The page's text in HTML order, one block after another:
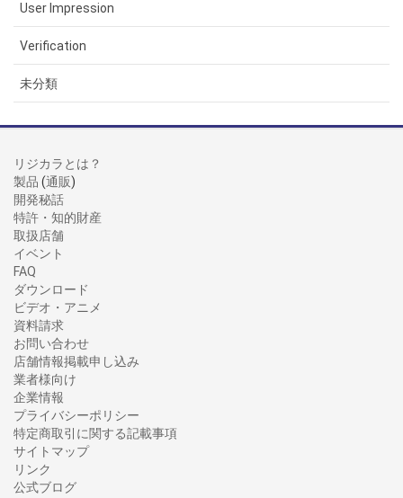
User Impression
Verification
未分類
リジカラとは？
製品 (通販 )
開発秘話
特許・知的財産
取扱店舗
イベント
FAQ
ダウンロード
ビデオ・アニメ
資料請求
お問い合わせ
店舗情報掲載申し込み
業者様向け
企業情報
プライバシーポリシー
特定商取引に関する記載事項
サイトマップ
リンク
公式ブログ